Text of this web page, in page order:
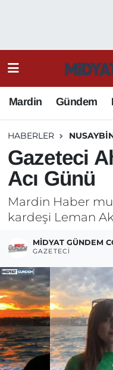
Mardin Gündem
HABERLER
Gazeteci
Acı Günü
Mardin Haber
kardeşi Leman
MIDYAT GÜNDEM
GAZETECI